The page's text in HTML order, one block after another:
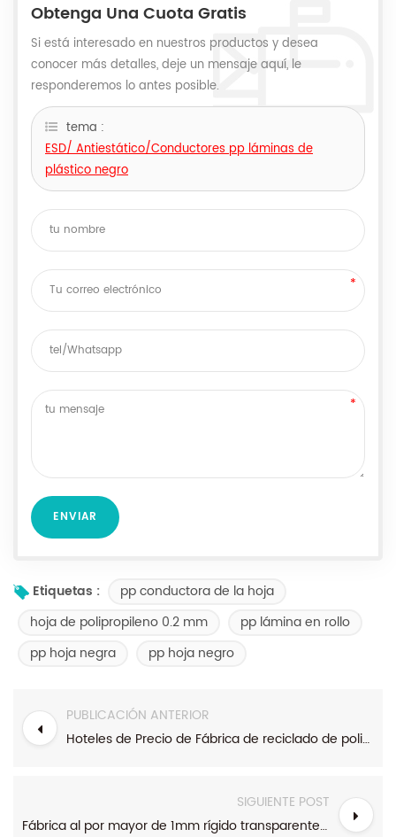
Obtenga Una Cuota Gratis
Si está interesado en nuestros productos y desea
conocer más detalles, deje un mensaje aquí, le
responderemos lo antes posible.
tema :
ESD/ Antiestático/Conductores pp láminas de
plástico negro
Etiquetas :
pp conductora de la hoja
hoja de polipropileno 0.2 mm
pp lámina en rollo
pp hoja negra
pp hoja negro
PUBLICACIÓN ANTERIOR
Hoteles de Precio de Fábrica de reciclado de polipropileno de los PP de la hoja de 1.5 mm en rollos
SIGUIENTE POST
Fábrica al por mayor de 1mm rígido transparente de plástico de color hoja de polipropileno de los pp